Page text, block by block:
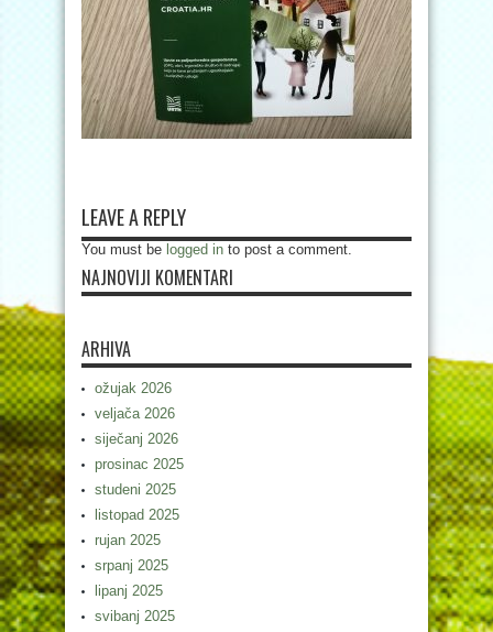
LEAVE A REPLY
You must be logged in to post a comment.
NAJNOVIJI KOMENTARI
ARHIVA
ožujak 2026
veljača 2026
siječanj 2026
prosinac 2025
studeni 2025
listopad 2025
rujan 2025
srpanj 2025
lipanj 2025
svibanj 2025